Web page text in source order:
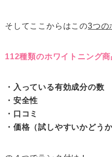
そしてここからはこの3つの
112種類のホワイトニング商
・入っている有効成分の数
・安全性
・口コミ
・価格（試しやすいかどうか